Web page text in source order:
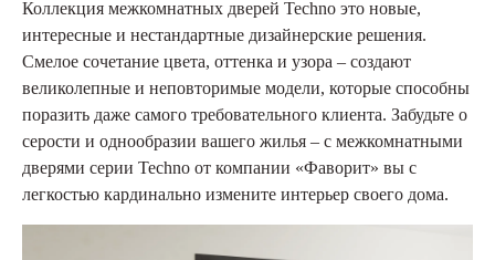
Коллекция межкомнатных дверей Techno это новые,
интересные и нестандартные дизайнерские решения.
Смелое сочетание цвета, оттенка и узора – создают
великолепные и неповторимые модели, которые способны
поразить даже самого требовательного клиента. Забудьте о
серости и однообразии вашего жилья – с межкомнатными
дверями серии Techno от компании «Фаворит» вы с
легкостью кардинально измените интерьер своего дома.